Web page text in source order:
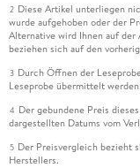
2 Diese Artikel unterliegen
wurde aufgehoben oder der
Alternative wird Ihnen auf der
beziehen sich auf den
3 Durch Öffnen der
Leseprobe übermittelt werden.
4 Der gebundene Preis
dargestellten Datums vom
5 Der Preisvergleich bezieht
Herstellers.